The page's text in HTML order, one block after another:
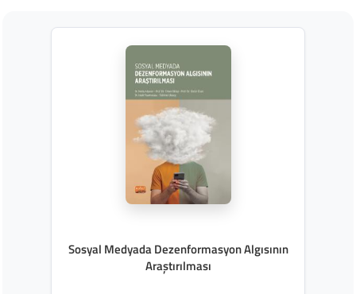
Sosyal Medyada Dezenformasyon Algısının
Araştırılması